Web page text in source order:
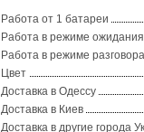
Работа от 1 батареи
Работа в режиме ожидания
Работа в режиме разговора
Цвет
Доставка в Одессу
Доставка в Киев
Доставка в другие города